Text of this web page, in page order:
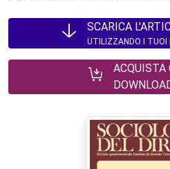
SCARICA
UTILIZZANDO I TUOI
ACQUISTA